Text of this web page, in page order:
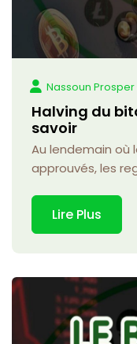
Nassoun Prosper
Halving du
savoir
Au lendemain où
approuvés, les
Lire Plus